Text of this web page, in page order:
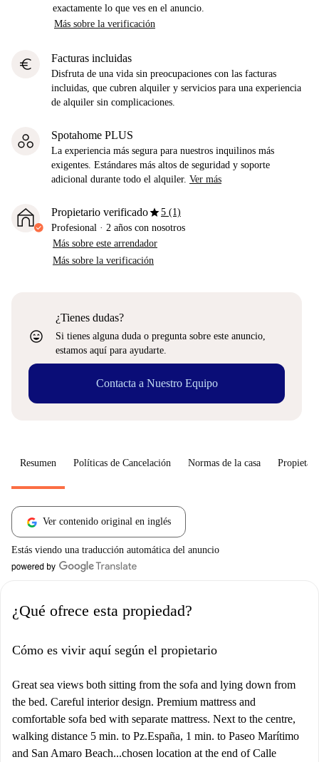
exactamente lo que ves en el anuncio.
Más sobre la verificación
euro Facturas incluidas
Disfruta de una vida sin preocupaciones con las facturas
incluidas, que cubren alquiler y servicios para una experiencia
de alquiler sin complicaciones.
Spotahome PLUS
La experiencia más segura para nuestros inquilinos más
exigentes. Estándares más altos de seguridad y soporte
adicional durante todo el alquiler. Ver más
Propietario verificadostar5 (1)
Profesional · 2 años con nosotros
Más sobre este arrendador
Más sobre la verificación
sentiment_very_satisfied
¿Tienes dudas?
Si tienes alguna duda o pregunta sobre este anuncio,
estamos aquí para ayudarte.
Contacta a Nuestro Equipo
Resumen Políticas de Cancelación Normas de la casa
Ver contenido original en inglés
Estás viendo una traducción automática del anuncio
¿Qué ofrece esta propiedad?
Cómo es vivir aquí según el propietario
Great sea views both sitting from the sofa and lying down from
the bed. Careful interior design. Premium mattress and
comfortable sofa bed with separate mattress. Next to the centre,
walking distance 5 min. to Pz.España, 1 min. to Paseo Marítimo
and San Amaro Beach...chosen location at the end of Calle